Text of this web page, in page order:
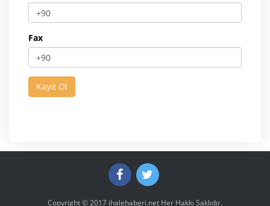
Fax
Copyright © 2017 ihalehaberi.net Her Hakkı Saklıdır.